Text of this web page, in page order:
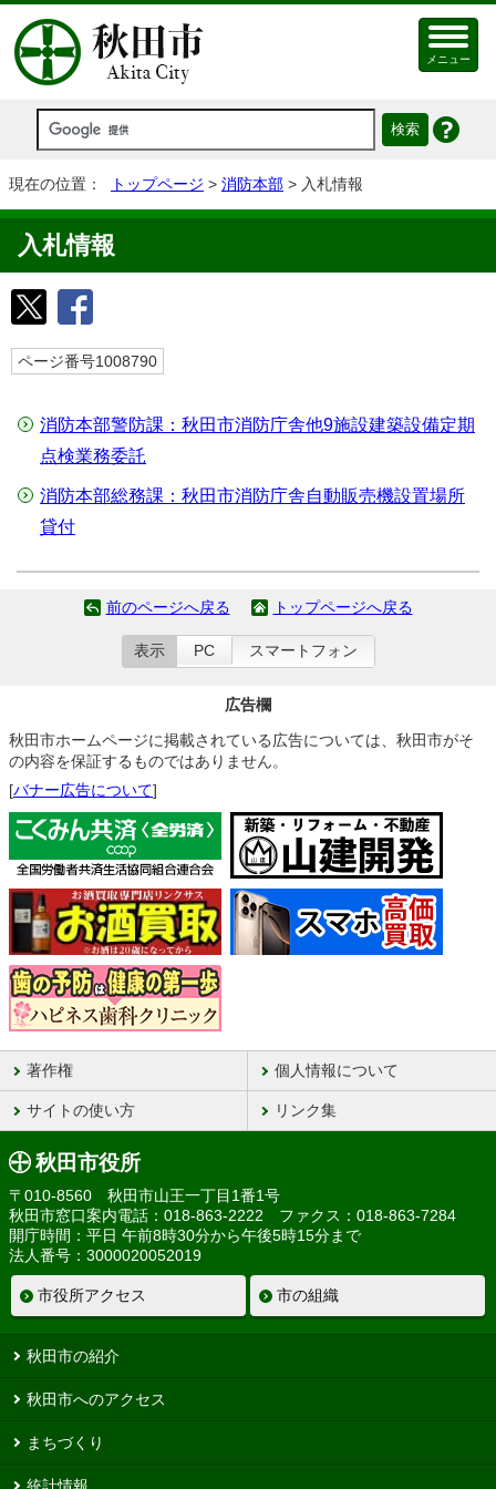
メニュー
現在の位置： トップページ > 消防本部 > 入札情報
入札情報
ページ番号1008790
消防本部警防課：秋田市消防庁舎他9施設建築設備定期
点検業務委託
消防本部総務課：秋田市消防庁舎自動販売機設置場所
貸付
前のページへ戻る トップページへ戻る
表示 PC スマートフォン
広告欄
秋田市ホームページに掲載されている広告については、秋田市がそ
の内容を保証するものではありません。
[バナー広告について]
著作権 個人情報について
サイトの使い方 リンク集
秋田市役所
〒010-8560 秋田市山王一丁目1番1号
秋田市窓口案内電話：018-863-2222 ファクス：018-863-7284
開庁時間：平日 午前8時30分から午後5時15分まで
法人番号：3000020052019
市役所アクセス 市の組織
秋田市の紹介
秋田市へのアクセス
まちづくり